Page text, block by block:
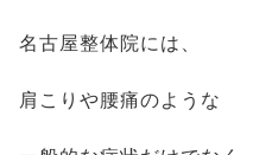
名古屋整体院には、
肩こりや腰痛のような